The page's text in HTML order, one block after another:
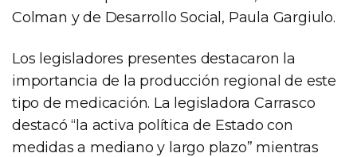
Colman y de Desarrollo Social, Paula Gargiulo.
Los legisladores presentes destacaron la
importancia de la producción regional de este
tipo de medicación. La legisladora Carrasco
destacó “la activa política de Estado con
medidas a mediano y largo plazo” mientras